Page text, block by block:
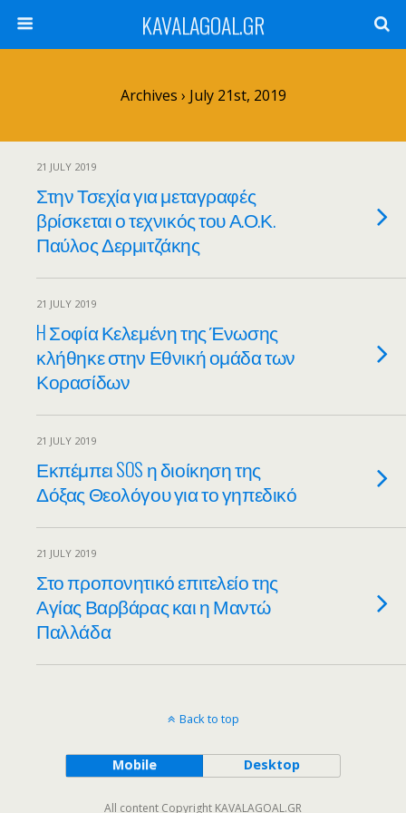
KAVALAGOAL.GR
Archives › July 21st, 2019
21 JULY 2019
Στην Τσεχία για μεταγραφές
βρίσκεται ο τεχνικός του Α.Ο.Κ.
Παύλος Δερμιτζάκης
21 JULY 2019
H Σοφία Κελεμένη της Ένωσης
κλήθηκε στην Εθνική ομάδα των
Κορασίδων
21 JULY 2019
Εκπέμπει SOS η διοίκηση της
Δόξας Θεολόγου για το γηπεδικό
21 JULY 2019
Στο προπονητικό επιτελείο της
Αγίας Βαρβάρας και η Μαντώ
Παλλάδα
Back to top
Mobile Desktop
All content Copyright KAVALAGOAL.GR